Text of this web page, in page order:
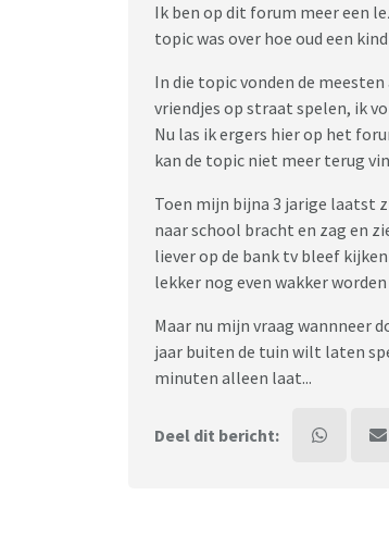
Ik ben op dit forum meer een
topic was over hoe oud een
In die topic vonden de
vriendjes op straat spelen, ik
Nu las ik ergers hier op het
kan de topic niet meer terug
Toen mijn bijna 3 jarige laatst
naar school bracht en zag en
liever op de bank tv bleef
lekker nog even wakker worden
Maar nu mijn vraag wannneer
jaar buiten de tuin wilt laten
minuten alleen laat...
Deel dit bericht: